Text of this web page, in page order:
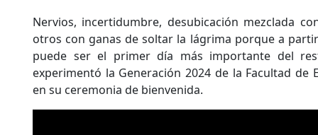
Nervios, incertidumbre, desubicación mezclada
otros con ganas de soltar la lágrima porque a
puede ser el primer día más importante del
experimentó la Generación 2024 de la Facultad de
en su ceremonia de bienvenida.